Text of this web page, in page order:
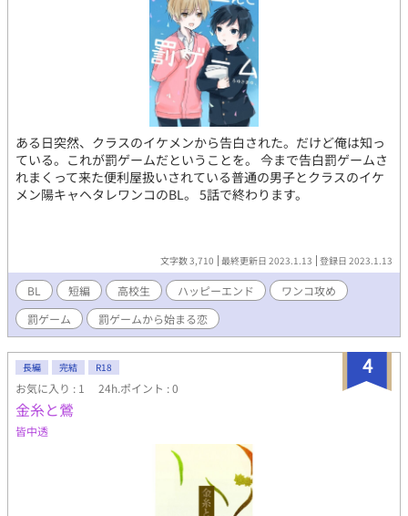
ある日突然、クラスのイケメンから告白された。だけど俺は知っ
ている。これが罰ゲームだということを。 今まで告白罰ゲームさ
れまくって来た便利屋扱いされている普通の男子とクラスのイケ
メン陽キャヘタレワンコのBL。 5話で終わります。
文字数 3,710 最終更新日 2023.1.13 登録日 2023.1.13
BL 短編 高校生 ハッピーエンド
ワンコ攻め
罰ゲーム
罰ゲームから始まる恋
4
長編 完結 R18
お気に入り : 1 24h.ポイント : 0
金糸と鶯
皆中透